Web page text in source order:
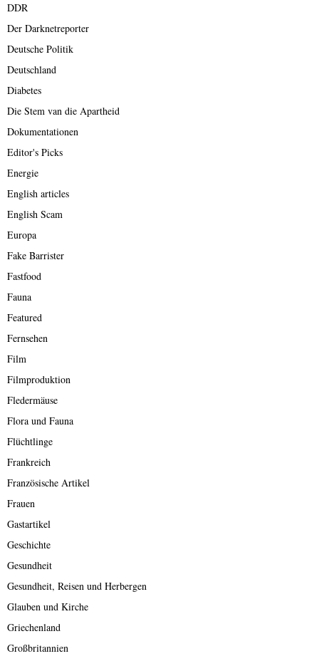
DDR
Der Darknetreporter
Deutsche Politik
Deutschland
Diabetes
Die Stem van die Apartheid
Dokumentationen
Editor's Picks
Energie
English articles
English Scam
Europa
Fake Barrister
Fastfood
Fauna
Featured
Fernsehen
Film
Filmproduktion
Fledermäuse
Flora und Fauna
Flüchtlinge
Frankreich
Französische Artikel
Frauen
Gastartikel
Geschichte
Gesundheit
Gesundheit, Reisen und Herbergen
Glauben und Kirche
Griechenland
Großbritannien